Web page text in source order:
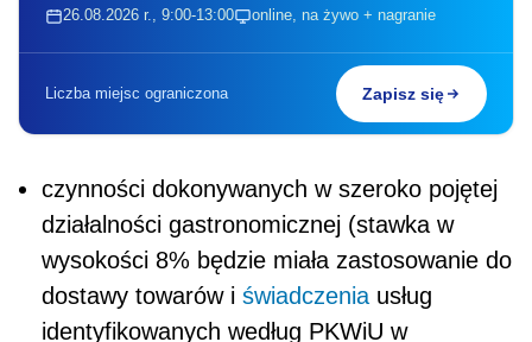
26.08.2026 r., 9:00-13:00 online, na żywo + nagranie
Liczba miejsc ograniczona Zapisz się
czynności dokonywanych w szeroko pojętej
działalności gastronomicznej (stawka w
wysokości 8% będzie miała zastosowanie do
dostawy towarów i świadczenia usług
identyfikowanych według PKWiU w